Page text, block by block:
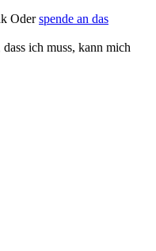
Oderspende an das
ich muss, kann mich